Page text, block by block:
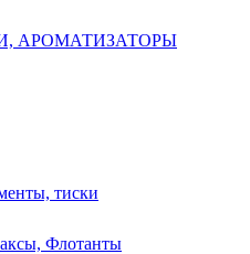
АРОМАТИЗАТОРЫ
тиски
Флотанты